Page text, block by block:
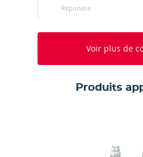
Répondre
Voir plus de
Produits